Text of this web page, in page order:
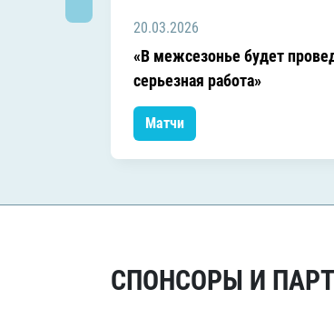
20.03.2026
«В межсезонье будет
серьезная работа»
Матчи
СПОНСОРЫ И